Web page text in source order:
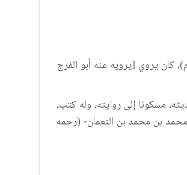
كان يروي [يرويه عنه أبو الفرج
سنة ٣٥٣، وسمع منه الناس وكان ثقة في حديثه، مسكونا إلى روايته، وله كتب،
محمد بن محمد بن النعمان- (رحمه